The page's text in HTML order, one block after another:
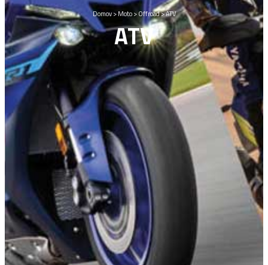
Domov>Moto>Offroad>ATV
ATV